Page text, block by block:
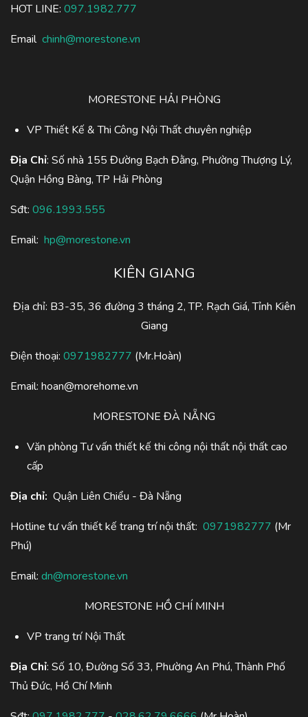
HOT LINE: 097.1982.777
Email chinh@morestone.vn
MORESTONE HẢI PHÒNG
VP Thiết Kế & Thi Công Nội Thất chuyên nghiệp
Địa Chỉ: Số nhà 155 Đường Bạch Đằng, Phường Thượng Lý,
Quận Hồng Bàng, TP Hải Phòng
Sđt: 096.1993.555
Email: hp@morestone.vn
KIÊN GIANG
Địa chỉ: B3-35, 36 đường 3 tháng 2, TP. Rạch Giá, Tỉnh Kiên
Giang
Điện thoại: 0971982777 (Mr.Hoàn)
Email: hoan@morehome.vn
MORESTONE ĐÀ NẴNG
Văn phòng Tư vấn thiết kế thi công nội thất nội thất cao
cấp
Địa chỉ: Quận Liên Chiểu - Đà Nẵng
Hotline tư vấn thiết kế trang trí nội thất: 0971982777 (Mr
Phú)
Email: dn@morestone.vn
MORESTONE HỒ CHÍ MINH
VP trang trí Nội Thất
Địa Chỉ: Số 10, Đường Số 33, Phường An Phú, Thành Phố
Thủ Đức, Hồ Chí Minh